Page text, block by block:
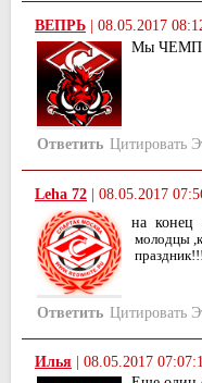
ВЕПРЬ 08.05.2017
Мы
Ответить Цитировать
Leha 72 | 08.05.2017
на конец
молодцы
Ответить Цитировать
Илья
08.05.2017